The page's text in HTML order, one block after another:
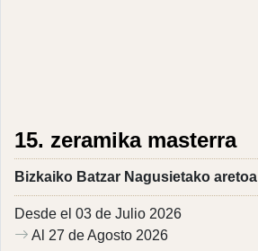
15. zeramika masterra
Bizkaiko Batzar Nagusietako aretoa
Desde el 03 de Julio 2026
Al 27 de Agosto 2026